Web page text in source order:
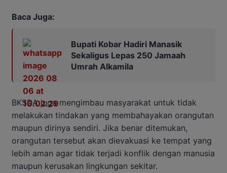
Baca Juga:
Bupati Kobar Hadiri Manasik
Sekaligus Lepas 250 Jamaah
Umrah Alkamila
BKSDA juga mengimbau masyarakat untuk tidak
melakukan tindakan yang membahayakan orangutan
maupun dirinya sendiri. Jika benar ditemukan,
orangutan tersebut akan dievakuasi ke tempat yang
lebih aman agar tidak terjadi konflik dengan manusia
maupun kerusakan lingkungan sekitar.